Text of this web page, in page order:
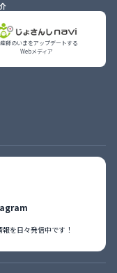
師のいまをアップデートする
Webメディア
を日々発信中です！